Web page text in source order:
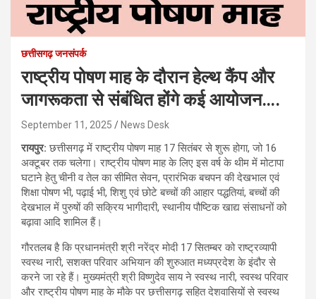
छत्तीसगढ़ जनसंपर्क
राष्ट्रीय पोषण माह के दौरान हेल्थ कैंप और
जागरूकता से संबंधित होंगे कई आयोजन….
September 11, 2025 News Desk
रायपुर:छत्तीसगढ़ में राष्ट्रीय पोषण माह 17 सितंबर से शुरू होगा, जो 16
अक्टूबर तक चलेगा। राष्ट्रीय पोषण माह के लिए इस वर्ष के थीम में मोटापा
घटाने हेतु चीनी व तेल का सीमित सेवन, प्रारंभिक बचपन की देखभाल एवं
शिक्षा पोषण भी, पढ़ाई भी, शिशु एवं छोटे बच्चों की आहार पद्धतियां, बच्चों की
देखभाल में पुरुषों की सक्रिय भागीदारी, स्थानीय पौष्टिक खाद्य संसाधनों को
बढ़ावा आदि शामिल हैं।
गौरतलब है कि प्रधानमंत्री श्री नरेंद्र मोदी 17 सितम्बर को राष्ट्रव्यापी
स्वस्थ नारी, सशक्त परिवार अभियान की शुरुआत मध्यप्रदेश के इंदौर से
करने जा रहे हैं। मुख्यमंत्री श्री विष्णुदेव साय ने स्वस्थ नारी, स्वस्थ परिवार
और राष्ट्रीय पोषण माह के मौके पर छत्तीसगढ़ सहित देशवासियों से स्वस्थ